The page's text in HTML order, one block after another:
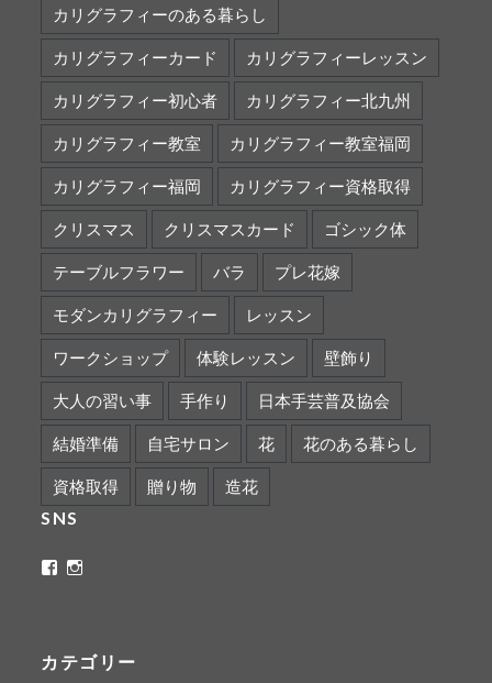
カリグラフィーのある暮らし
カリグラフィーカード カリグラフィーレッスン
カリグラフィー初心者 カリグラフィー北九州
カリグラフィー教室 カリグラフィー教室福岡
カリグラフィー福岡 カリグラフィー資格取得
クリスマス クリスマスカード ゴシック体
テーブルフラワー バラ プレ花嫁
モダンカリグラフィー レッスン
ワークショップ 体験レッスン 壁飾り
大人の習い事 手作り 日本手芸普及協会
結婚準備 自宅サロン 花 花のある暮らし
資格取得 贈り物 造花
SNS
ritaflower.calligraphy
ロ
フ
ロ
フ
カテゴリー